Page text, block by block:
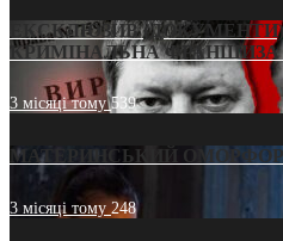
ЕКСКЛЮЗИВ
КРИМІНАЛЬНА ФРАНШИЗА
3 місяці тому539
МАТЕРИНСЬКИЙ ОМОРФОР
3 місяці тому248